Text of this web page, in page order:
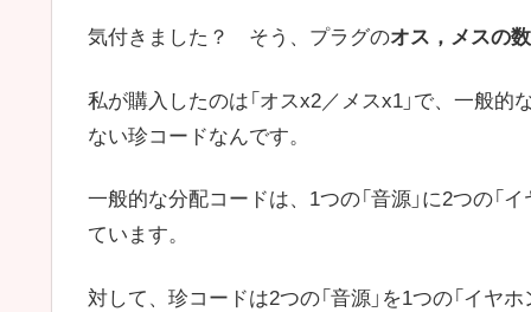
気付きました？ そう、プラグのオス，メスの
私が購入したのは「オスx2／メスx1」で、一般的
ない珍コードなんです。
一般的な分配コードは、1つの「音源」に2つの「
ています。
対して、珍コードは2つの「音源」を1つの「イヤ